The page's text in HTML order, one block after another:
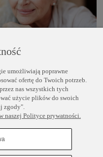
umożliwiają poprawne
ofertę do Twoich potrzeb.
nas wszystkich tych
użycie plików do swoich
zgody".
naszej Polityce prywatności.